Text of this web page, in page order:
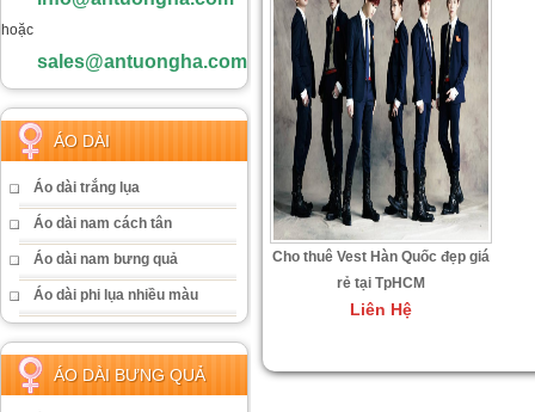
hoặc
sales@antuongha.com
ÁO DÀI
Áo dài trắng lụa
Áo dài nam cách tân
Áo dài nam bưng quả
Áo dài phi lụa nhiều màu
ÁO DÀI BƯNG QUẢ
Cho thuê Vest Hàn Quốc đẹp giá
rẻ tại TpHCM
Liên Hệ